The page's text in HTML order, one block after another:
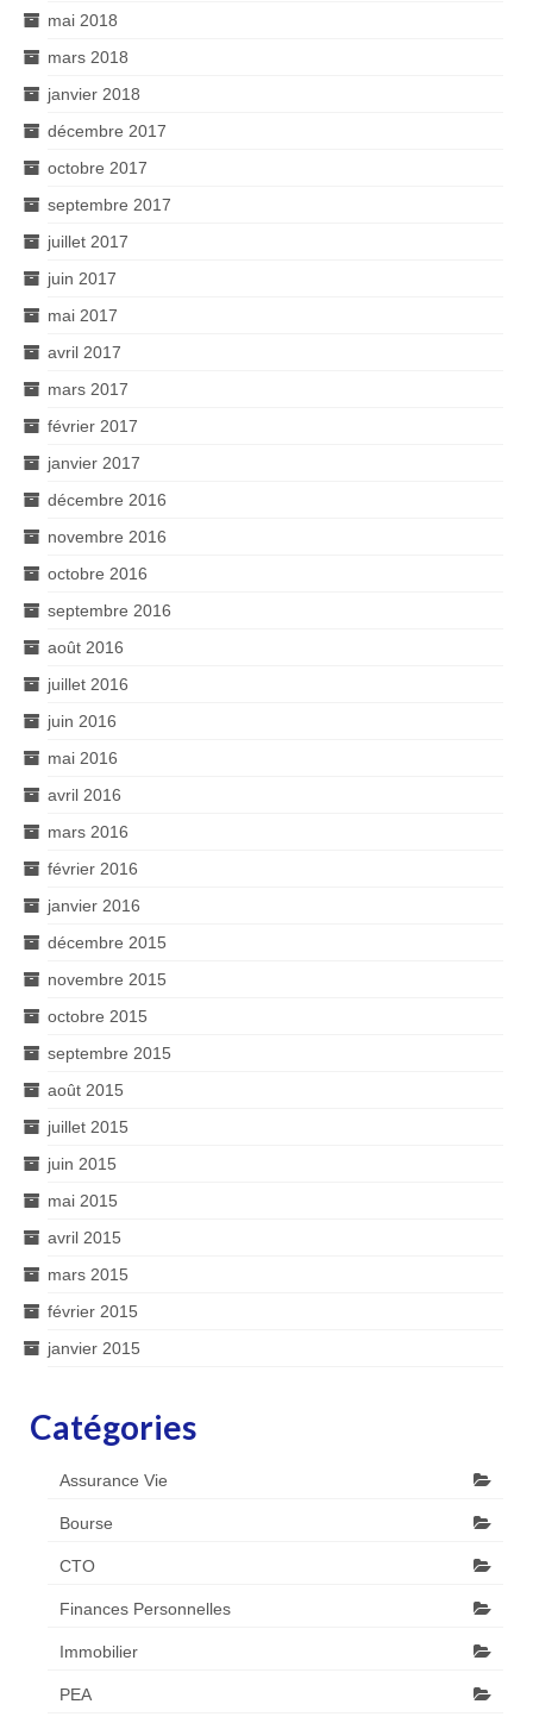
mai 2018
mars 2018
janvier 2018
décembre 2017
octobre 2017
septembre 2017
juillet 2017
juin 2017
mai 2017
avril 2017
mars 2017
février 2017
janvier 2017
décembre 2016
novembre 2016
octobre 2016
septembre 2016
août 2016
juillet 2016
juin 2016
mai 2016
avril 2016
mars 2016
février 2016
janvier 2016
décembre 2015
novembre 2015
octobre 2015
septembre 2015
août 2015
juillet 2015
juin 2015
mai 2015
avril 2015
mars 2015
février 2015
janvier 2015
Catégories
Assurance Vie
Bourse
CTO
Finances Personnelles
Immobilier
PEA